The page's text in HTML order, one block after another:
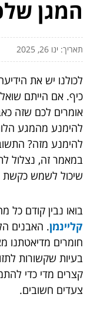
המגן
תאריך: ינו 26, 2025
לכולנו יש את
כיף. אם הייתם
אומרים לכם שזה
להימנע מהמגע
להימנע מזה?
במאמר זה, נצלול
שיכול לשמש כקשת
בואו נבין קודם כל
קליינמן. האבנים
חומרים מדיאטתנו
בעיות שקשורות
קצרים מדי כדי
צעדים חשובים.